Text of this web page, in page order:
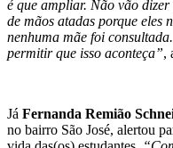
é que ampliar. Não vão
de mãos atadas porque eles
nenhuma mãe foi
permitir que isso aconteça”,
Já Fernanda Remião
no bairro São José, alertou